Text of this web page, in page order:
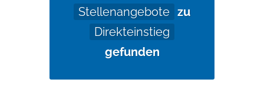
Stellenangebote zu
Direkteinstieg
gefunden